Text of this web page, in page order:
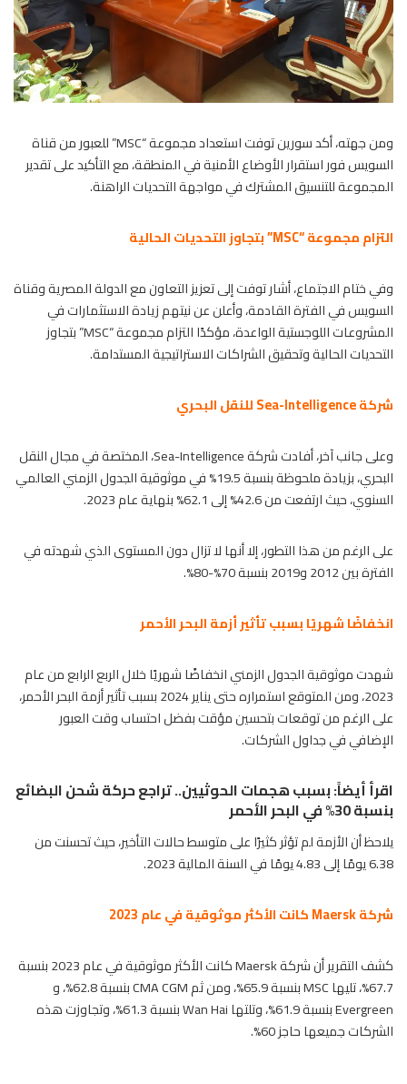
ومن جهته، أكد سورين توفت استعداد مجموعة “MSC” للعبور من قناة
السويس فور استقرار الأوضاع الأمنية في المنطقة، مع التأكيد على تقدير
المجموعة للتنسيق المشترك في مواجهة التحديات الراهنة.
التزام مجموعة “MSC” بتجاوز التحديات الحالية
وفي ختام الاجتماع، أشار توفت إلى تعزيز التعاون مع الدولة المصرية وقناة
السويس في الفترة القادمة، وأعلن عن نيتهم زيادة الاستثمارات في
المشروعات اللوجستية الواعدة، مؤكدًا التزام مجموعة “MSC” بتجاوز
التحديات الحالية وتحقيق الشراكات الاستراتيجية المستدامة.
شركة Sea-Intelligence للنقل البحري
وعلى جانب آخر، أفادت شركة Sea-Intelligence، المختصة في مجال النقل
البحري، بزيادة ملحوظة بنسبة 19.5% في موثوقية الجدول الزمني العالمي
السنوي، حيث ارتفعت من 42.6% إلى 62.1% بنهاية عام 2023.
على الرغم من هذا التطور، إلا أنها لا تزال دون المستوى الذي شهدته في
الفترة بين 2012 و2019 بنسبة 70%-80%.
انخفاضًا شهريًا بسبب تأثير أزمة البحر الأحمر
شهدت موثوقية الجدول الزمني انخفاضًا شهريًا خلال الربع الرابع من عام
2023، ومن المتوقع استمراره حتى يناير 2024 بسبب تأثير أزمة البحر الأحمر،
على الرغم من توقعات بتحسين مؤقت بفضل احتساب وقت العبور
الإضافي في جداول الشركات.
اقرأ أيضاً:بسبب هجمات الحوثيين.. تراجع حركة شحن البضائع
بنسبة 30% في البحر الأحمر
يلاحظ أن الأزمة لم تؤثر كثيرًا على متوسط حالات التأخير، حيث تحسنت من
6.38 يومًا إلى 4.83 يومًا في السنة المالية 2023.
شركة Maersk كانت الأكثر موثوقية في عام 2023
كشف التقرير أن شركة Maersk كانت الأكثر موثوقية في عام 2023 بنسبة
67.7%، تليها MSC بنسبة 65.9%، ومن ثم CMA CGM بنسبة 62.8%، و
Evergreen بنسبة 61.9%، وتلتها Wan Hai بنسبة 61.3%، وتجاوزت هذه
الشركات جميعها حاجز 60%.